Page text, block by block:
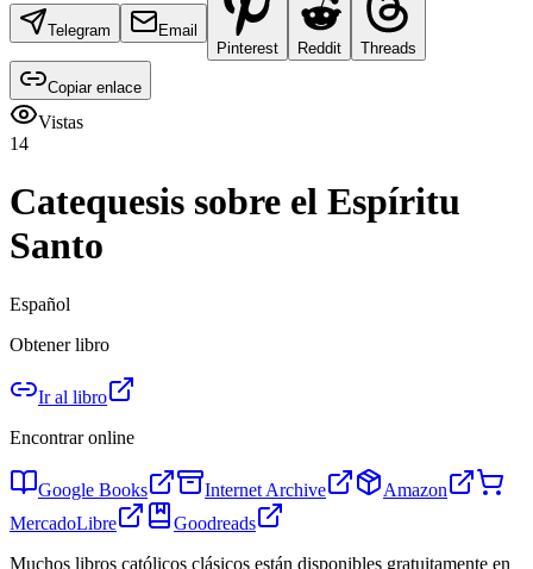
Telegram
Email
Pinterest
Reddit Threads
Copiar enlace
Vistas
14
Catequesis sobre el Espíritu
Santo
Español
Obtener libro
Ir al libro
Encontrar online
Google Books Internet Archive
Amazon
MercadoLibre
Goodreads
Muchos libros católicos clásicos están disponibles gratuitamente en